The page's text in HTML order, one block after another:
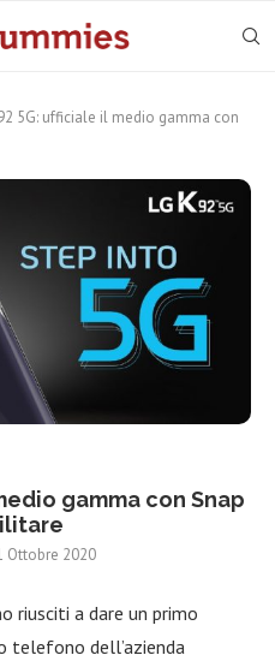
5G: ufficiale il medio gamma con
gamma con Snap
Ottobre 2020
riusciti a dare un primo
telefono dell’azienda